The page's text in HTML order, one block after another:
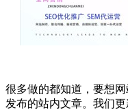
很多做的都知道，要想
发布的站内文章。我们